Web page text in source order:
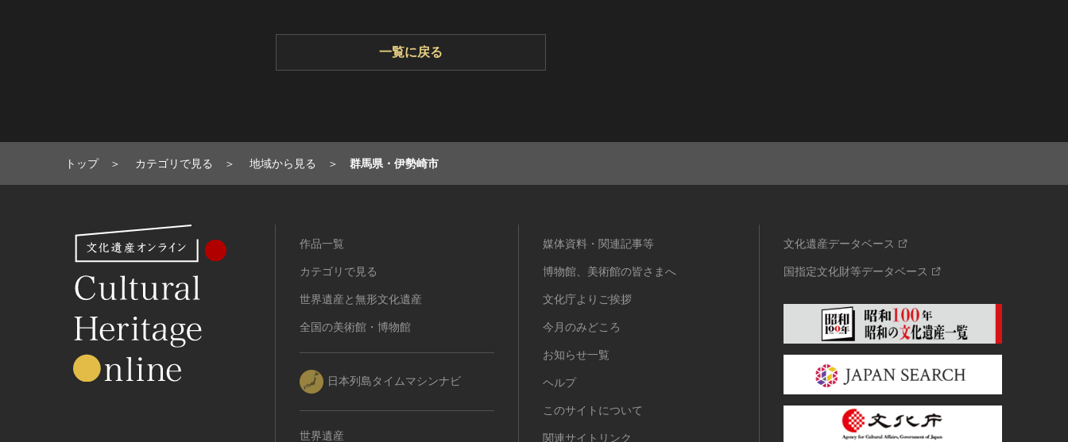
一覧に戻る
トップ カテゴリで見る 地域から見る 群馬県・伊勢崎市
作品一覧
カテゴリで見る
世界遺産と無形文化遺産
全国の美術館・博物館
日本列島タイムマシンナビ
世界遺産
媒体資料・関連記事等
博物館、美術館の皆さまへ
文化庁よりご挨拶
今月のみどころ
お知らせ一覧
ヘルプ
このサイトについて
関連サイトリンク
文化遺産データベース
国指定文化財等データベース